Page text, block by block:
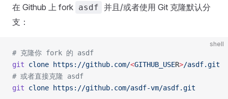
在 Github 上 fork asdf 并且/或者使用 Git 克隆默认分
支：
shell
# 克隆你 fork 的 asdf
git clone https://github.com/<GITHUB_USER>/asdf.git
# 或者直接克隆 asdf
git clone https://github.com/asdf-vm/asdf.git